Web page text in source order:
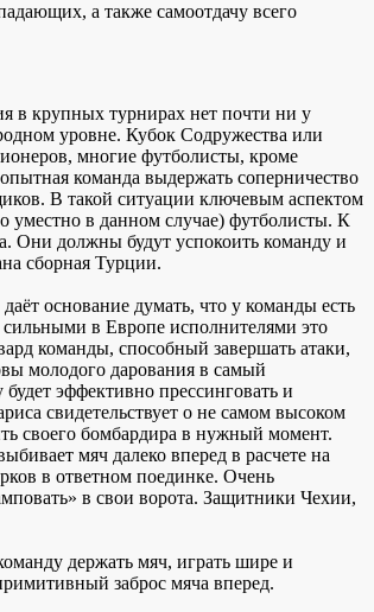
а также самоотдачу всего
в крупных турнирах нет почти ни у
уровне. Кубок Содружества или
многие футболисты, кроме
команда выдержать соперничество
В такой ситуации ключевым аспектом
уместно в данном случае) футболисты. К
Они должны будут успокоить команду и
сборная Турции.
основание думать, что у команды есть
в Европе исполнителями это
команды, способный завершать атаки,
молодого дарования в самый
эффективно прессинговать и
свидетельствует о не самом высоком
своего бомбардира в нужный момент.
мяч далеко вперед в расчете на
в ответном поединке. Очень
в свои ворота. Защитники Чехии,
держать мяч, играть шире и
заброс мяча вперед.